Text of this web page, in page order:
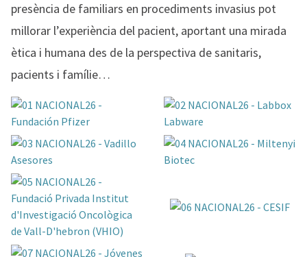
presència de familiars en procediments invasius pot
millorar l’experiència del pacient, aportant una mirada
ètica i humana des de la perspectiva de sanitaris,
pacients i famílie…